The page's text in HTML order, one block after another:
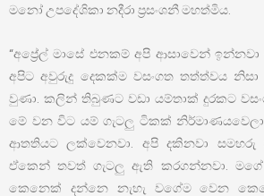
මනෝ උපදේශිකා නදීරා ප්‍රසංශනී මහත්මිය.
“අප්‍රේල් මාසේ එනකම් අපි ආසාවෙන්
අපිට අවුරුදු දෙකක්ම වසංගත තත්ත්වය
වුණා. කලින් තිබුණට වඩා යම්තාක් දුරකට
මේ වන විට යම් ගැටලු ටිකක්
ආතතියට ලක්වෙනවා. අපි දකිනවා සමහරු
ඒකෙන් තවත් ගැටලු ඇති කරගන්නවා.
කෙනෙක් දන්නෙ නැහැ වගේම වෙන